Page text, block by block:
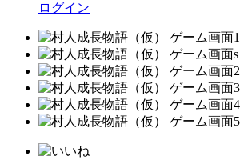
ログイン